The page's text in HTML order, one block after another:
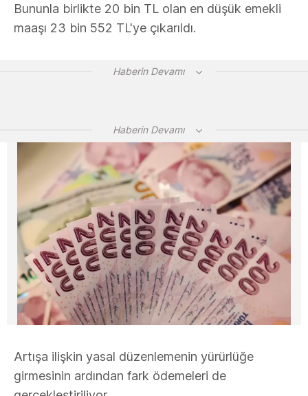
Bununla birlikte 20 bin TL olan en düşük emekli
maaşı 23 bin 552 TL'ye çıkarıldı.
Haberin Devamı
Haberin Devamı
Artışa ilişkin yasal düzenlemenin yürürlüğe
girmesinin ardından fark ödemeleri de